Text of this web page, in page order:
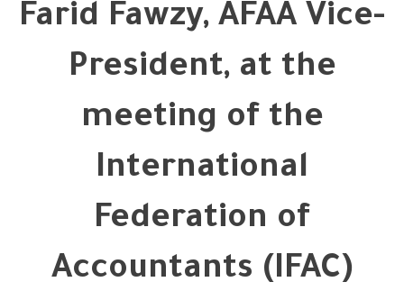
Farid Fawzy, AFAA Vice-
President, at the
meeting of the
International
Federation of
Accountants (IFAC)